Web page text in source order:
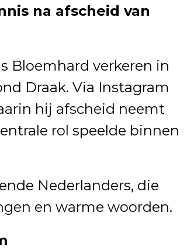
na afscheid van
Bloemhard verkeren in
Draak. Via Instagram
hij afscheid neemt
rol speelde binnen
Nederlanders, die
en warme woorden.